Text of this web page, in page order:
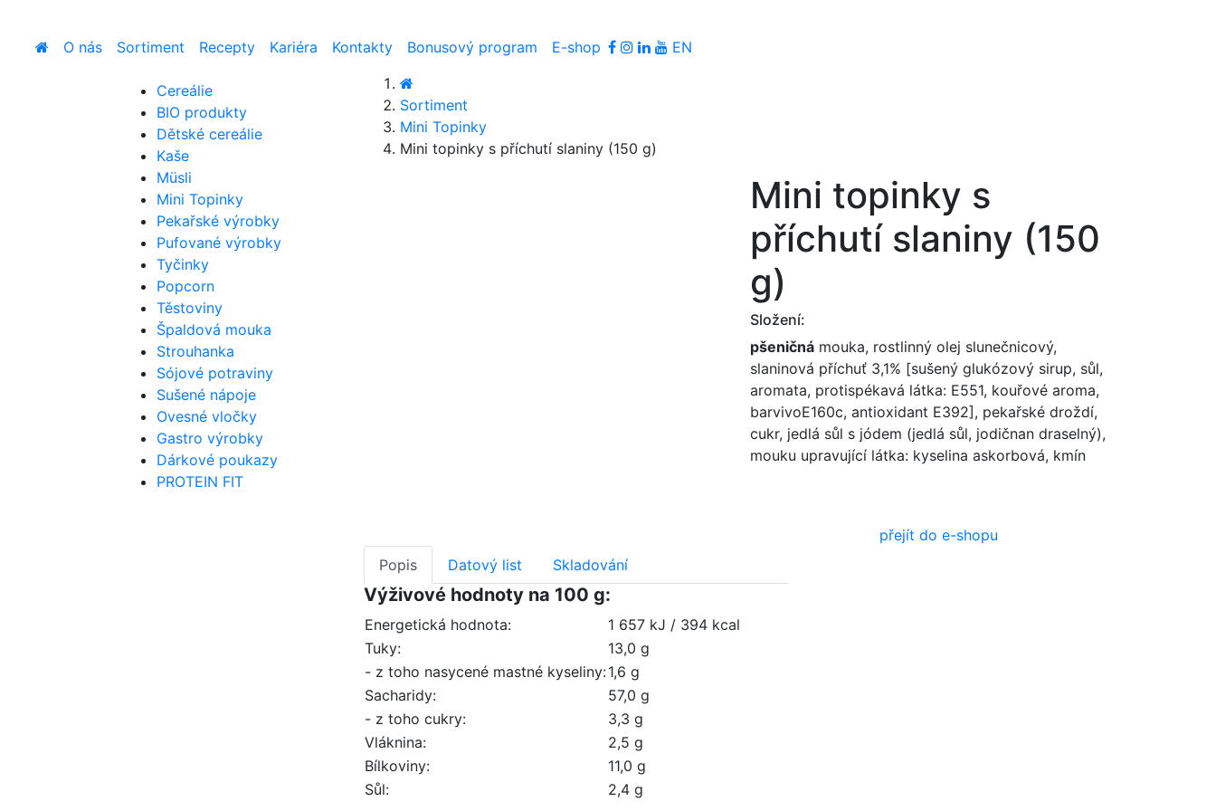
O nás Sortiment Recepty Kariéra Kontakty Bonusový program E-shop EN
Cereálie
BIO produkty
Dětské cereálie
Kaše
Müsli
Mini Topinky
Pekařské výrobky
Pufované výrobky
Tyčinky
Popcorn
Těstoviny
Špaldová mouka
Strouhanka
Sójové potraviny
Sušené nápoje
Ovesné vločky
Gastro výrobky
Dárkové poukazy
PROTEIN FIT
Sortiment
Mini Topinky
Mini topinky s příchutí slaniny (150 g)
Mini topinky s
příchutí slaniny (150
g)
Složení:
pšeničná mouka, rostlinný olej slunečnicový,
slaninová příchuť 3,1% [sušený glukózový sirup, sůl,
aromata, protispékavá látka: E551, kouřové aroma,
barvivoE160c, antioxidant E392], pekařské droždí,
cukr, jedlá sůl s jódem (jedlá sůl, jodičnan draselný),
mouku upravující látka: kyselina askorbová, kmín
přejít do e-shopu
Popis
Datový list Skladování
Výživové hodnoty na 100 g:
Energetická hodnota:
1 657 kJ / 394 kcal
Tuky:
13,0 g
- z toho nasycené mastné kyseliny:1,6 g
Sacharidy:
57,0 g
- z toho cukry:
3,3 g
Vláknina:
2,5 g
Bílkoviny:
11,0 g
Sůl:
2,4 g